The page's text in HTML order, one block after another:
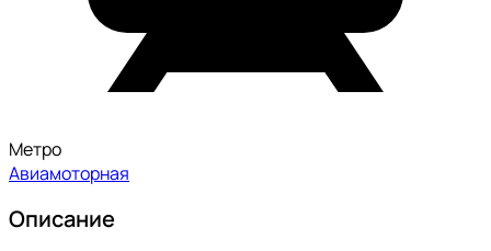
Метро
Авиамоторная
Описание